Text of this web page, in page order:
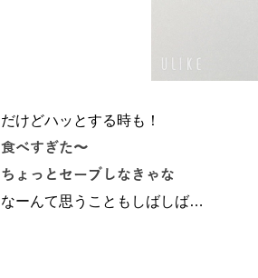
だけどハッとする時も！
食べすぎた〜
ちょっとセーブしなきゃな
なーんて思うこともしばしば…